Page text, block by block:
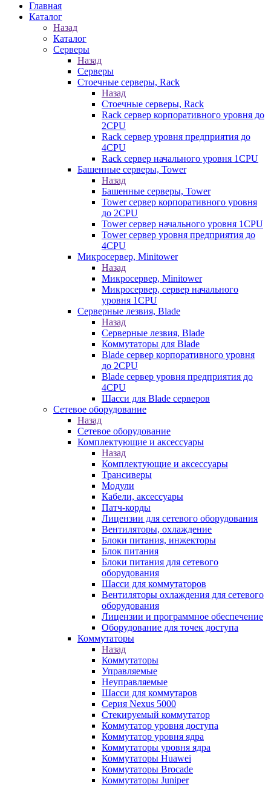
Главная
Каталог
Назад
Каталог
Серверы
Назад
Серверы
Стоечные серверы, Rack
Назад
Стоечные серверы, Rack
Rack сервер корпоративного уровня до
2CPU
Rack сервер уровня предприятия до
4CPU
Rack сервер начального уровня 1CPU
Башенные серверы, Tower
Назад
Башенные серверы, Tower
Tower сервер корпоративного уровня
до 2CPU
Tower сервер начального уровня 1CPU
Tower сервер уровня предприятия до
4CPU
Микросервер, Minitower
Назад
Микросервер, Minitower
Микросервер, сервер начального
уровня 1CPU
Серверные лезвия, Blade
Назад
Серверные лезвия, Blade
Коммутаторы для Blade
Blade сервер корпоративного уровня
до 2CPU
Blade сервер уровня предприятия до
4CPU
Шасси для Blade серверов
Сетевое оборудование
Назад
Сетевое оборудование
Комплектующие и аксессуары
Назад
Комплектующие и аксессуары
Трансиверы
Модули
Кабели, аксессуары
Патч-корды
Лицензии для сетевого оборудования
Вентиляторы, охлаждение
Блоки питания, инжекторы
Блок питания
Блоки питания для сетевого
оборудования
Шасси для коммутаторов
Вентиляторы охлаждения для сетевого
оборудования
Лицензии и программное обеспечение
Оборудование для точек доступа
Коммутаторы
Назад
Коммутаторы
Управляемые
Неуправляемые
Шасси для коммутаров
Серия Nexus 5000
Стекируемый коммутатор
Коммутатор уровня доступа
Коммутатор уровня ядра
Коммутаторы уровня ядра
Коммутаторы Huawei
Коммутаторы Brocade
Коммутаторы Juniper